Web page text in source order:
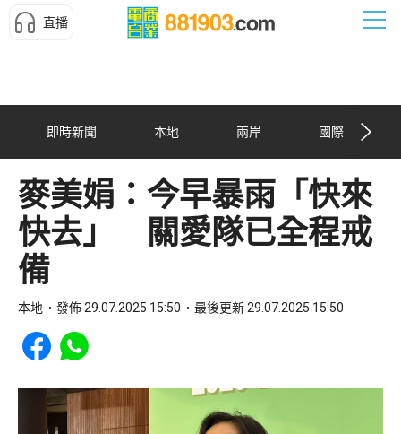
直播
即時新聞 本地 兩岸 國際
麥美娟：今早暴雨「快來
快去」 關愛隊已全程戒
備
本地 發佈 29.07.2025 15:50 最後更新 29.07.2025 15:50
Share to Facebook
Share to WhatsApp